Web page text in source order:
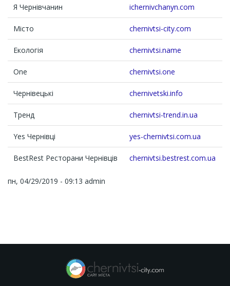
Я Чернівчанин ichernivchanyn.com
Місто chernivtsi-city.com
Екологія chernivtsi.name
One chernivtsi.one
Чернівецькі chernivetski.info
Тренд chernivtsi-trend.in.ua
Yes Чернівці yes-chernivtsi.com.ua
BestRest Ресторани Чернівців chernivtsi.bestrest.com.ua
пн, 04/29/2019 - 09:13 admin